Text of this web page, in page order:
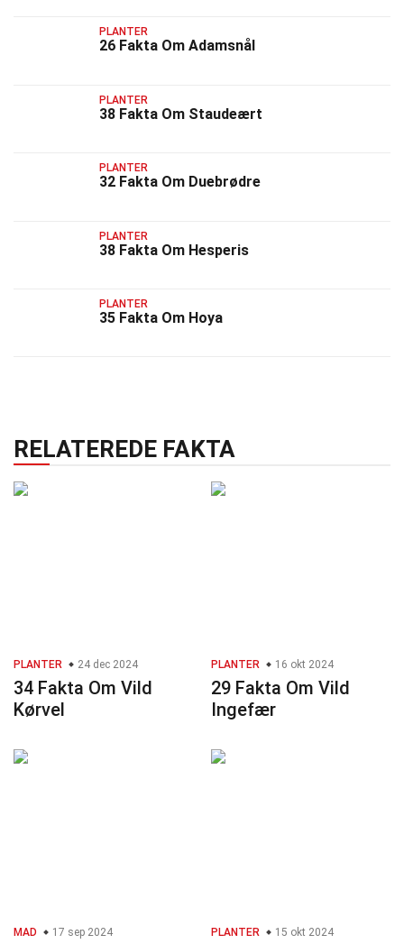
PLANTER
26 Fakta Om Adamsnål
PLANTER
38 Fakta Om Staudeært
PLANTER
32 Fakta Om Duebrødre
PLANTER
38 Fakta Om Hesperis
PLANTER
35 Fakta Om Hoya
RELATEREDE FAKTA
PLANTER 24 dec 2024
34 Fakta Om Vild
Kørvel
PLANTER 16 okt 2024
29 Fakta Om Vild
Ingefær
MAD 17 sep 2024 PLANTER 15 okt 2024